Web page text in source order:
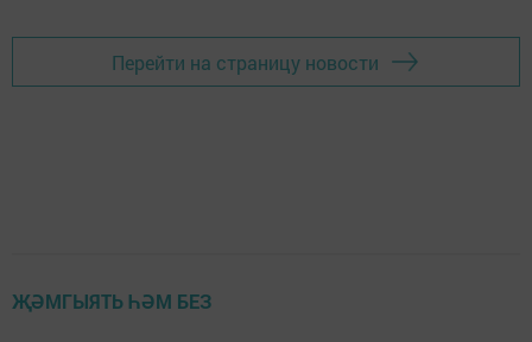
Перейти на страницу новости
ҖӘМГЫЯТЬ ҺӘМ БЕЗ